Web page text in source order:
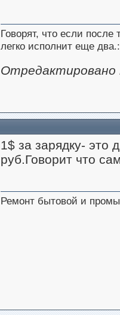
Говорят, что если
легко исполнит еще
Отредактировано
1$ за зарядку- это
руб.Говорит что
Ремонт бытовой и